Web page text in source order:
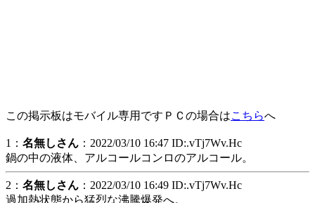
この掲示板はモバイル専用ですＰＣの場合はこちらへ
1： 名無しさん ：2022/03/10 16:47 ID:.vTj7Wv.Hc
鍋の中の液体、アルコールコンロのアルコール。
2： 名無しさん ：2022/03/10 16:49 ID:.vTj7Wv.Hc
過加熱状態から猛烈な沸騰爆発へ。